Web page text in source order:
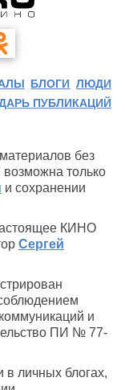
БЛОГИ ЛЮДИ
ПУБЛИКАЦИЙ
без
только
и сохранении
КИНО
Сергей
и
ПИ № 77-
личных блогах,